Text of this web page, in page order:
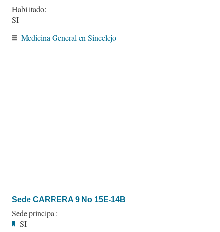
Habilitado:
SI
Medicina General en Sincelejo
Sede CARRERA 9 No 15E-14B
Sede principal:
SI